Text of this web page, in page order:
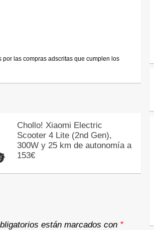
las compras adscritas que cumplen los
Chollo! Xiaomi Electric
Scooter 4 Lite (2nd Gen),
300W y 25 km de autonomía a
153€
están marcados con *